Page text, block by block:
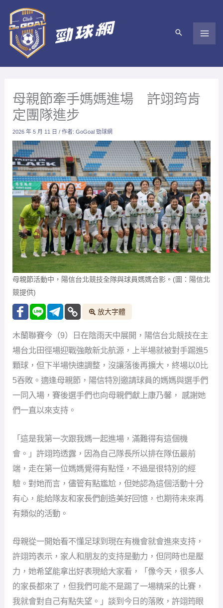
內
母親節牽手媽媽進場 許翊筠肯
定團隊進步
2026 年 5 月 11 日/ 作者:GoGoal 勁球網
母親節活動中，陽信台北競技全隊與球員媽媽合影。(圖：陽信北
競提供)
放大字體
木蘭聯賽今（9）日在陰雨天中展開，陽信台北競技在主
場台北田徑場迎戰強敵新北航源，上半場就被對手踢進5
顆球，但下半場快速調整，沒讓落後再擴大，終場以0比
5吞敗。適逢母親節，陽信特別邀請球員的媽媽與選手們
一同入場，賽後選手們也向母親們獻上康乃馨， 感謝她
們一直以來支持。
「這是我第一次跟我媽一起進場，滿難得有這個機
會。」許翊筠透露，因為自己隊長所以排在隊伍最前
端，走在第一位媽媽覺得有點怪，不過是很特別的經
驗。對她而言，儘管有點尷尬，但她認為這個活動十分
有心，能給隊友和家長們創造美好回憶，也期待未來再
有類似的活動。
母親從一開始看不懂足球到現在有機會就會進來支持，
許翊筠表示，家人和朋友的支持是動力，但同時也是壓
力，她希望能拿出好表現給大家看，「像今天，很多人
的家長都來了，但我們可能不是踢了一場精采的比賽，
我就會對自己有點失望。」談到今日的落敗，許翊筠眼